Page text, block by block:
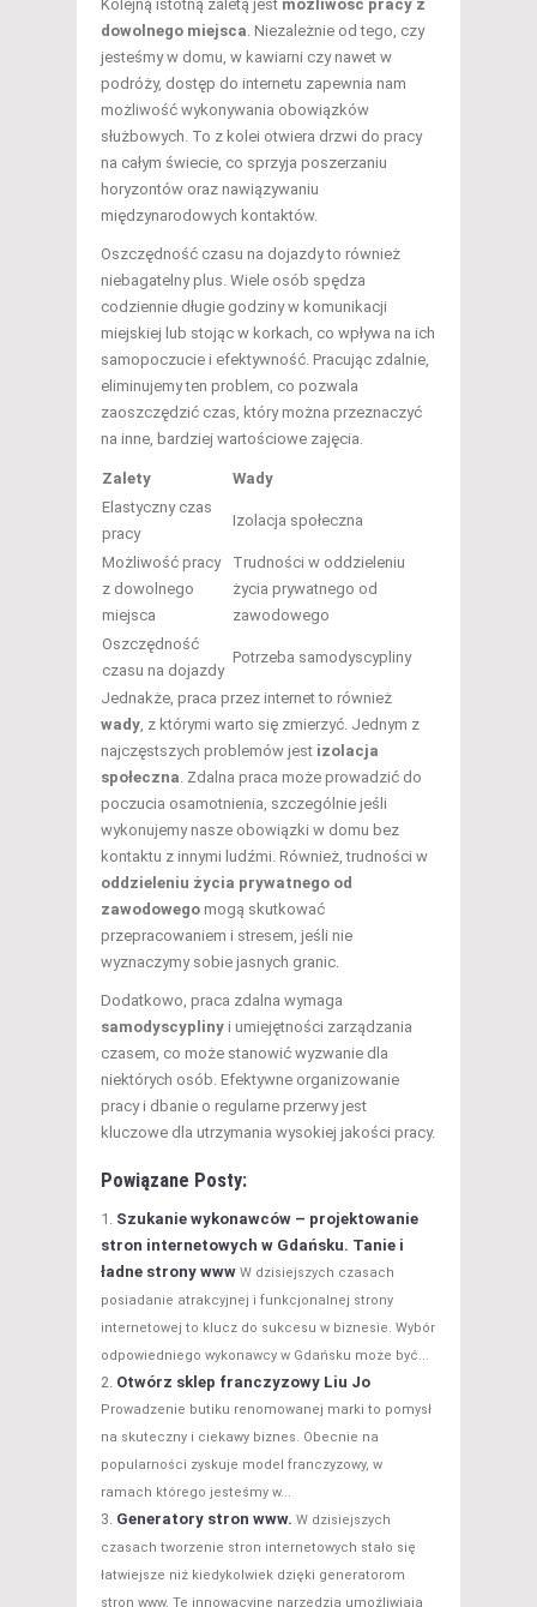
Kolejną istotną zaletą jest możliwość pracy z
dowolnego miejsca . Niezależnie od tego, czy
jesteśmy w domu, w kawiarni czy nawet w
podróży, dostęp do internetu zapewnia nam
możliwość wykonywania obowiązków
służbowych. To z kolei otwiera drzwi do pracy
na całym świecie, co sprzyja poszerzaniu
horyzontów oraz nawiązywaniu
międzynarodowych kontaktów.
Oszczędność czasu na dojazdy to również
niebagatelny plus. Wiele osób spędza
codziennie długie godziny w komunikacji
miejskiej lub stojąc w korkach, co wpływa na ich
samopoczucie i efektywność. Pracując zdalnie,
eliminujemy ten problem, co pozwala
zaoszczędzić czas, który można przeznaczyć
na inne, bardziej wartościowe zajęcia.
Zalety
Wady
Elastyczny czas
pracy
Izolacja społeczna
Możliwość pracy
z dowolnego
miejsca
Trudności w oddzieleniu
życia prywatnego od
zawodowego
Oszczędność
czasu na dojazdy
Potrzeba samodyscypliny
Jednakże, praca przez internet to również
wady , z którymi warto się zmierzyć. Jednym z
najczęstszych problemów jest izolacja
społeczna . Zdalna praca może prowadzić do
poczucia osamotnienia, szczególnie jeśli
wykonujemy nasze obowiązki w domu bez
kontaktu z innymi ludźmi. Również, trudności w
oddzieleniu życia prywatnego od
zawodowego mogą skutkować
przepracowaniem i stresem, jeśli nie
wyznaczymy sobie jasnych granic.
Dodatkowo, praca zdalna wymaga
samodyscypliny i umiejętności zarządzania
czasem, co może stanowić wyzwanie dla
niektórych osób. Efektywne organizowanie
pracy i dbanie o regularne przerwy jest
kluczowe dla utrzymania wysokiej jakości pracy.
Powiązane Posty:
Szukanie wykonawców – projektowanie
stron internetowych w Gdańsku. Tanie i
ładne strony www W dzisiejszych czasach
posiadanie atrakcyjnej i funkcjonalnej strony
internetowej to klucz do sukcesu w biznesie. Wybór
odpowiedniego wykonawcy w Gdańsku może być...
Otwórz sklep franczyzowy Liu Jo
Prowadzenie butiku renomowanej marki to pomysł
na skuteczny i ciekawy biznes. Obecnie na
popularności zyskuje model franczyzowy, w
ramach którego jesteśmy w...
Generatory stron www. W dzisiejszych
czasach tworzenie stron internetowych stało się
łatwiejsze niż kiedykolwiek dzięki generatorom
stron www. Te innowacyjne narzędzia umożliwiają